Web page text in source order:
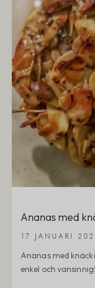
Ananas med
17 JANUARI
Ananas med
enkel och